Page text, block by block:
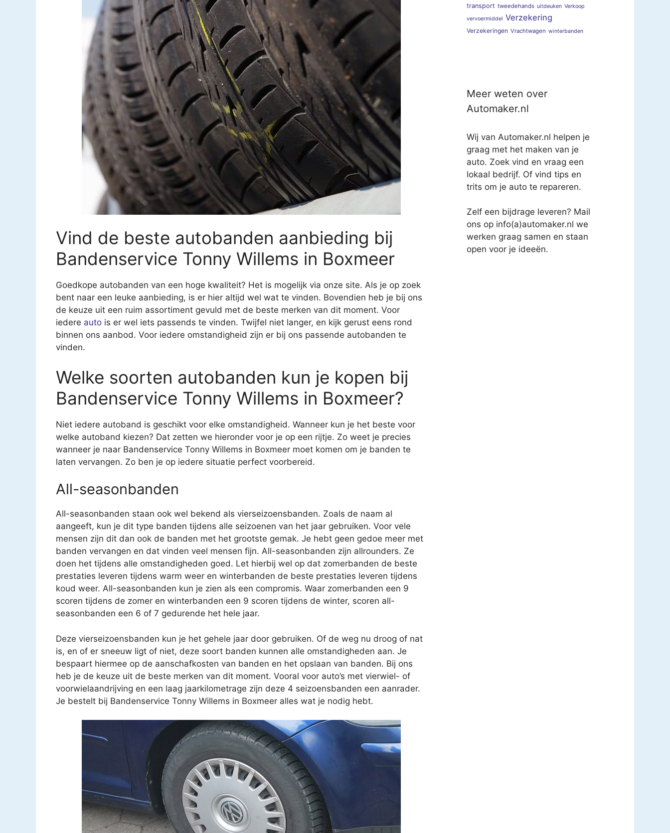
Vind de beste autobanden aanbieding bij
Bandenservice Tonny Willems in Boxmeer
Goedkope autobanden van een hoge kwaliteit? Het is mogelijk via onze site. Als je op zoek
bent naar een leuke aanbieding, is er hier altijd wel wat te vinden. Bovendien heb je bij ons
de keuze uit een ruim assortiment gevuld met de beste merken van dit moment. Voor
iedere auto is er wel iets passends te vinden. Twijfel niet langer, en kijk gerust eens rond
binnen ons aanbod. Voor iedere omstandigheid zijn er bij ons passende autobanden te
vinden.
Welke soorten autobanden kun je kopen bij
Bandenservice Tonny Willems in Boxmeer?
Niet iedere autoband is geschikt voor elke omstandigheid. Wanneer kun je het beste voor
welke autoband kiezen? Dat zetten we hieronder voor je op een rijtje. Zo weet je precies
wanneer je naar Bandenservice Tonny Willems in Boxmeer moet komen om je banden te
laten vervangen. Zo ben je op iedere situatie perfect voorbereid.
All-seasonbanden
All-seasonbanden staan ook wel bekend als vierseizoensbanden. Zoals de naam al
aangeeft, kun je dit type banden tijdens alle seizoenen van het jaar gebruiken. Voor vele
mensen zijn dit dan ook de banden met het grootste gemak. Je hebt geen gedoe meer met
banden vervangen en dat vinden veel mensen fijn. All-seasonbanden zijn allrounders. Ze
doen het tijdens alle omstandigheden goed. Let hierbij wel op dat zomerbanden de beste
prestaties leveren tijdens warm weer en winterbanden de beste prestaties leveren tijdens
koud weer. All-seasonbanden kun je zien als een compromis. Waar zomerbanden een 9
scoren tijdens de zomer en winterbanden een 9 scoren tijdens de winter, scoren all-
seasonbanden een 6 of 7 gedurende het hele jaar.
Deze vierseizoensbanden kun je het gehele jaar door gebruiken. Of de weg nu droog of nat
is, en of er sneeuw ligt of niet, deze soort banden kunnen alle omstandigheden aan. Je
bespaart hiermee op de aanschafkosten van banden en het opslaan van banden. Bij ons
heb je de keuze uit de beste merken van dit moment. Vooral voor auto’s met vierwiel- of
voorwielaandrijving en een laag jaarkilometrage zijn deze 4 seizoensbanden een aanrader.
Je bestelt bij Bandenservice Tonny Willems in Boxmeer alles wat je nodig hebt.
transport tweedehands uitdeuken Verkoop
vervoermiddel Verzekering
Verzekeringen Vrachtwagen winterbanden
Meer weten over
Automaker.nl
Wij van Automaker.nl helpen je
graag met het maken van je
auto. Zoek vind en vraag een
lokaal bedrijf. Of vind tips en
trits om je auto te repareren.
Zelf een bijdrage leveren? Mail
ons op info(a)automaker.nl we
werken graag samen en staan
open voor je ideeën.